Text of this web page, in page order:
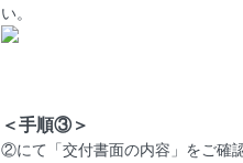
い。
＜手順③＞
②にて「交付書面の内容」をご確